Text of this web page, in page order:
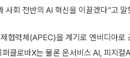
사회 전반의 AI 혁신을 이끌겠다”고 말
협력체(APEC)을 계기로 엔비디아로
클로바X는 물론 온서비스 AI, 피지